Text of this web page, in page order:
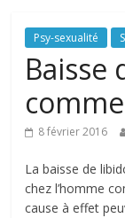
de
toute
famille
Psy-sexualité
Baisse
8 février 2016
La baisse de
chez l’homme
cause à effet